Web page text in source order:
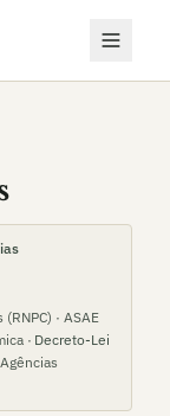
· ASAE
· Decreto-Lei